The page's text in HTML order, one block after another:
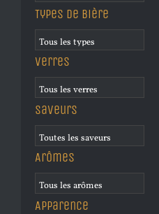
Types de bière
Verres
Saveurs
Arômes
Apparence